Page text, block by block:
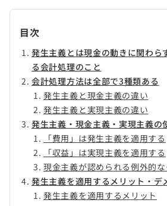
目次
発生主義とは現金の動きに関わら
る会計処理のこと
会計処理方法は全部で3種類ある
発生主義と現金主義の違い
発生主義と実現主義の違い
発生主義・現金主義・実現主義の
「費用」は発生主義を適用する
「収益」は実現主義を適用する
現金主義が認められる例外的
発生主義を適用するメリット・デ
発生主義を適用するメリット